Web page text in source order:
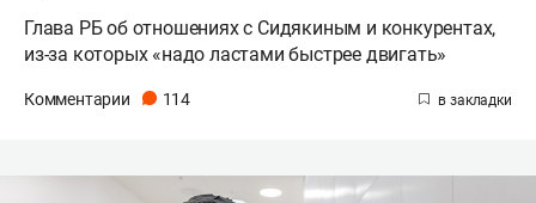
Глава РБ об отношениях с Сидякиным и конкурентах,
из-за которых «надо ластами быстрее двигать»
Комментарии 114